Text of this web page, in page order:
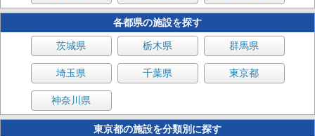
各都県の施設を探す
茨城県 栃木県 群馬県
埼玉県 千葉県 東京都
神奈川県
東京都の施設を分類別に探す